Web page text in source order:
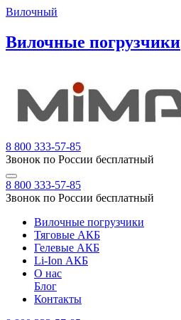
Вилочный
Вилочные погрузчики
8 800 333-57-85
Звонок по России бесплатный
8 800 333-57-85
Звонок по России бесплатный
Вилочные погрузчики
Тяговые АКБ
Гелевые АКБ
Li-Ion АКБ
О нас
Блог
Контакты